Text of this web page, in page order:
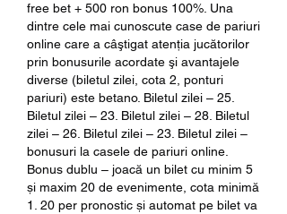
free bet + 500 ron bonus 100%. Una
dintre cele mai cunoscute case de pariuri
online care a câştigat atenţia jucătorilor
prin bonusurile acordate şi avantajele
diverse (biletul zilei, cota 2, ponturi
pariuri) este betano. Biletul zilei – 25.
Biletul zilei – 23. Biletul zilei – 28. Biletul
zilei – 26. Biletul zilei – 23. Biletul zilei –
bonusuri la casele de pariuri online.
Bonus dublu – joacă un bilet cu minim 5
și maxim 20 de evenimente, cota minimă
1. 20 per pronostic și automat pe bilet va